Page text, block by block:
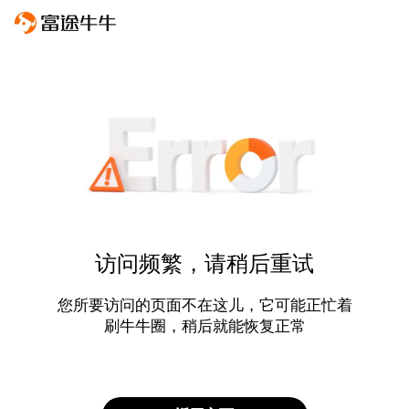
访问频繁，请稍后重试
您所要访问的页面不在这儿，它可能正忙着
刷牛牛圈，稍后就能恢复正常